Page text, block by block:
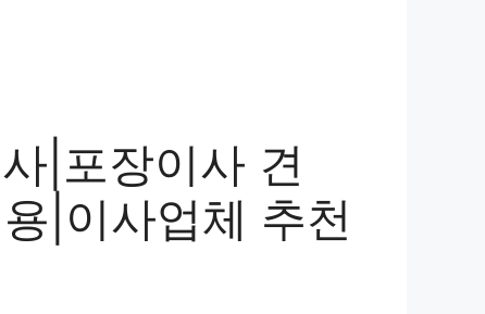
|포장이사 견
|이사업체 추천